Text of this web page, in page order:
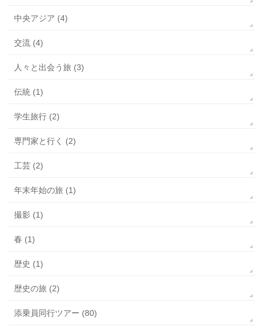
中央アジア (4)
交流 (4)
人々と出会う旅 (3)
伝統 (1)
学生旅行 (2)
専門家と行く (2)
工芸 (2)
年末年始の旅 (1)
撮影 (1)
春 (1)
歴史 (1)
歴史の旅 (2)
添乗員同行ツアー (80)